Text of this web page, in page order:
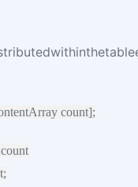
count];